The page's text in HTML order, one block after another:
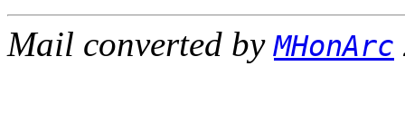
Mail converted byMHonArc